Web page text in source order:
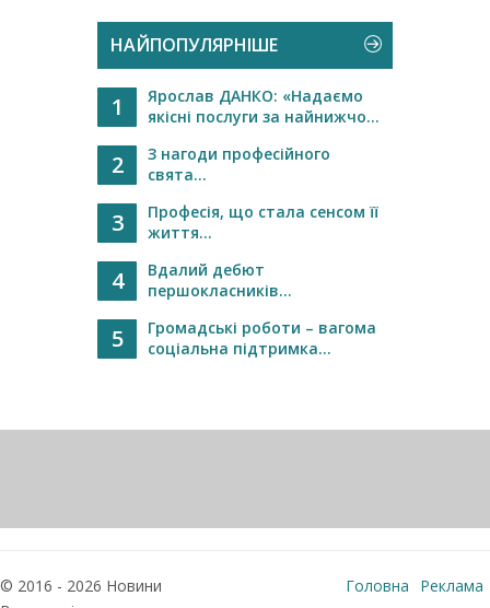
НАЙПОПУЛЯРНІШЕ
1
Ярослав ДАНКО: «Надаємо
якісні послуги за найнижчо...
2
З нагоди професійного
свята...
3
Професія, що стала сенсом її
життя...
4
Вдалий дебют
першокласників...
5
Громадські роботи – вагома
соціальна підтримка...
© 2016 - 2026 Новини
Головна
Реклама